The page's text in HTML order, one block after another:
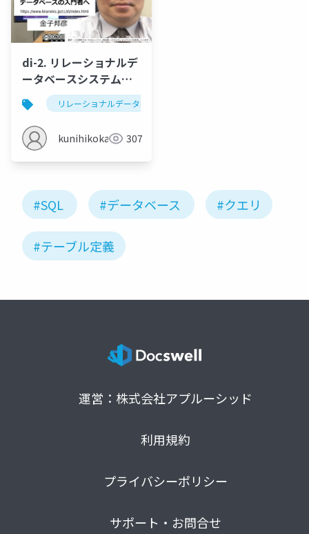
di-2. リレーショナルデ
ータベースシステム，
SQL
リレーショナルデータベース
kunihikokaneko307
#SQL #データベース #クエリ
#テーブル定義
運営：株式会社アプルーシッド
利用規約
プライバシーポリシー
サポート・お問合せ